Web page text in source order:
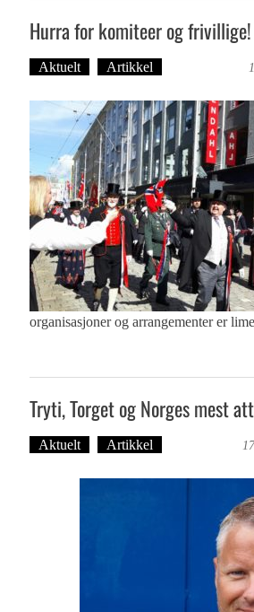
Hurra for komiteer og frivillige!
Aktuelt Artikkel
organisasjoner og arrangementer er
Tryti, Torget og Norges mest
Aktuelt Artikkel